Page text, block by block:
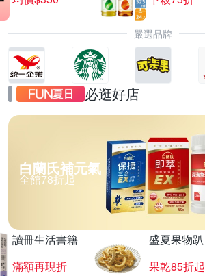
嚴選品牌
必逛好店
白蘭氏補元氣
全館78折起
讀冊生活書籍
滿額再現折
盛夏果物趴
果乾85折起